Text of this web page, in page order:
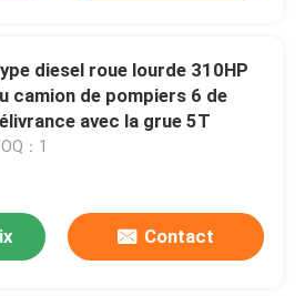
robuste
de sauvetage léger
de forêt
diesel roue lourde 310HP
camion de pompiers 6 de
avec la grue 5T
：1
Contact